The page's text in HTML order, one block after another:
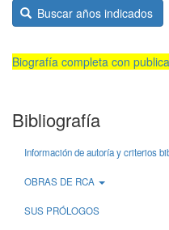
Buscar años indicados
Biografía completa con
Bibliografía
Información de autoría y criterios
OBRAS DE RCA
SUS PRÓLOGOS